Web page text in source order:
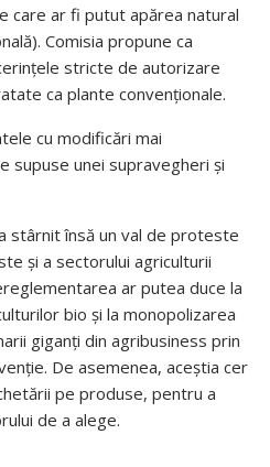
care ar fi putut apărea natural
Comisia propune ca
stricte de autorizare
ca plante convenționale.
cu modificări mai
supuse unei supravegheri și
stârnit însă un val de proteste
și a sectorului agriculturii
ar putea duce la
bio și la monopolizarea
giganți din agribusiness prin
De asemenea, aceștia cer
pe produse, pentru a
de a alege.